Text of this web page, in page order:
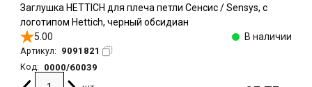
Заглушка HETTICH для плеча петли Сенсис / Sensys, с
логотипом Hettich, черный обсидиан
5.00
В наличии
Артикул: 9091821
Код:
0000/60039